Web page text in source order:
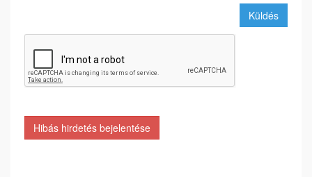
Küldés
Hibás hirdetés bejelentése